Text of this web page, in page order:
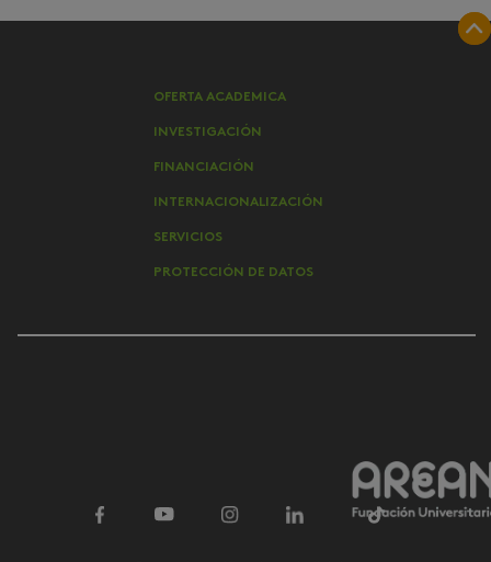
OFERTA ACADEMICA
INVESTIGACIÓN
FINANCIACIÓN
INTERNACIONALIZACIÓN
SERVICIOS
PROTECCIÓN DE DATOS